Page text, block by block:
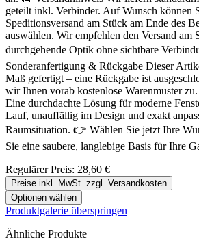
geteilt inkl. Verbinder. Auf Wunsch können
Speditionsversand am Stück am Ende des
auswählen. Wir empfehlen den Versand am
durchgehende Optik ohne sichtbare
Sonderanfertigung & Rückgabe Dieser
Maß gefertigt – eine Rückgabe ist
wir Ihnen vorab kostenlose Warenmuster
Eine durchdachte Lösung für moderne
Lauf, unauffällig im Design und exakt
Raumsituation. 👉 Wählen Sie jetzt Ihre
Sie eine saubere, langlebige Basis für Ihre
Regulärer Preis: 28,60 €
Preise inkl. MwSt. zzgl. Versandkosten
Optionen wählen
Produktgalerie überspringen
Ähnliche Produkte